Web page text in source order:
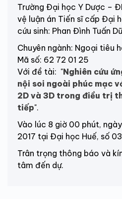
Trường Đại học Y Dược –
vệ luận án Tiến sĩ cấp Đại
cứu sinh: Phan Đình Tuấn
Chuyên ngành: Ngoại tiêu
Mã số: 62 72 01 25
Với đề tài: "Nghiên cứu
nội soi ngoài phúc mạc
2D và 3D trong điều trị
tiếp".
Vào lúc 8 giờ 00 phút,
2017 tại Đại học Huế, số
Trân trọng thông báo và
tâm đến dự.